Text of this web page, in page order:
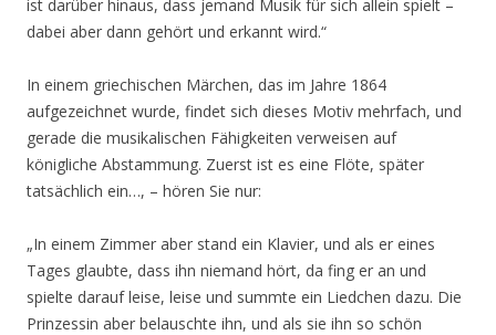
ist darüber hinaus, dass jemand Musik für sich allein spielt –
dabei aber dann gehört und erkannt wird.“
In einem griechischen Märchen, das im Jahre 1864
aufgezeichnet wurde, findet sich dieses Motiv mehrfach, und
gerade die musikalischen Fähigkeiten verweisen auf
königliche Abstammung. Zuerst ist es eine Flöte, später
tatsächlich ein…, – hören Sie nur:
„In einem Zimmer aber stand ein Klavier, und als er eines
Tages glaubte, dass ihn niemand hört, da fing er an und
spielte darauf leise, leise und summte ein Liedchen dazu. Die
Prinzessin aber belauschte ihn, und als sie ihn so schön